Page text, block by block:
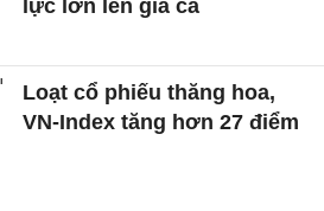
lực lớn lên giá cả
Loạt cổ phiếu thăng hoa,
VN-Index tăng hơn 27 điểm